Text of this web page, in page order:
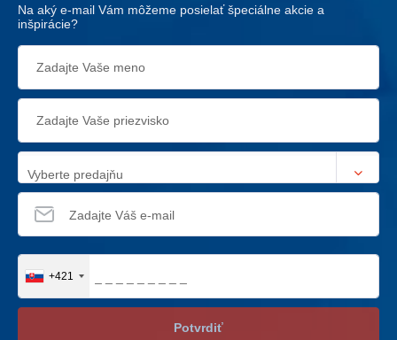
Na aký e-mail Vám môžeme posielať špeciálne akcie a
inšpirácie?
Vyberte predajňu
+421
Potvrdiť